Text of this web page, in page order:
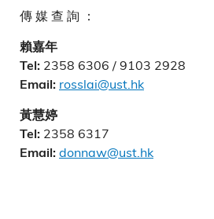
傳 媒 查 詢 ：
賴嘉年
Tel: 2358 6306 / 9103 2928
Email: rosslai@ust.hk
黃慧婷
Tel: 2358 6317
Email: donnaw@ust.hk